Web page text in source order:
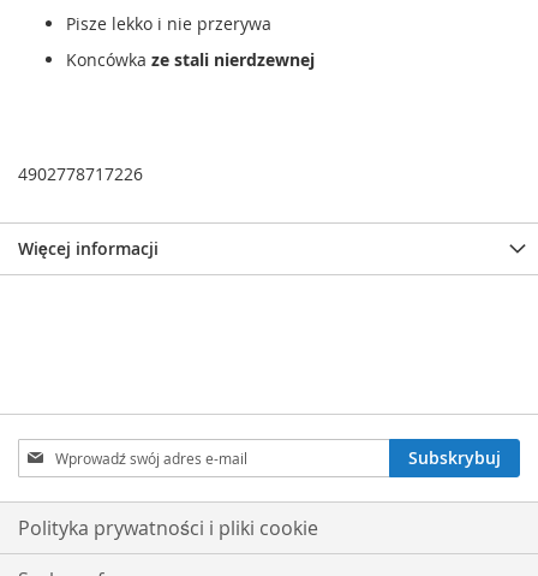
Pisze lekko i nie przerywa
Koncówka ze stali nierdzewnej
4902778717226
Więcej informacji
Subskrybuj
nasz
newsletter:
Subskrybuj
Polityka prywatności i pliki cookie